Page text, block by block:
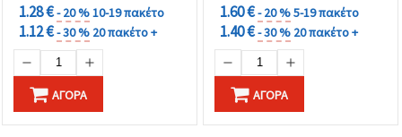
1.28 €- 20 %10-19 πακέτο
1.12 €- 30 % 20 πακέτο +
ΑΓΟΡΆ
1.60 €- 20 %5-19 πακέτο
1.40 €- 30 % 20 πακέτο +
ΑΓΟΡΆ